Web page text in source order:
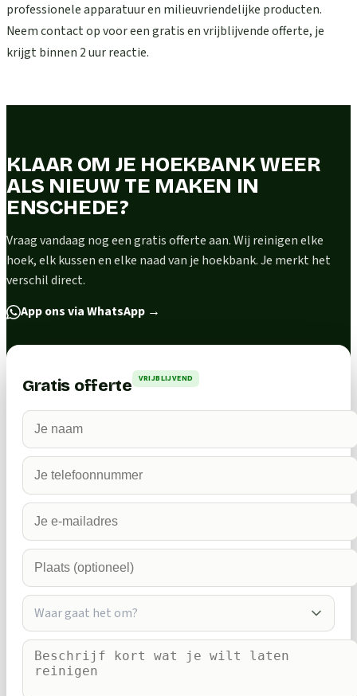
professionele apparatuur en milieuvriendelijke producten.
Neem contact op voor een gratis en vrijblijvende offerte, je
krijgt binnen 2 uur reactie.
KLAAR OM JE HOEKBANK WEER
ALS NIEUW TE MAKEN IN
ENSCHEDE?
Vraag vandaag nog een gratis offerte aan. Wij reinigen elke
hoek, elk kussen en elke naad van je hoekbank. Je merkt het
verschil direct.
App ons via WhatsApp →
Gratis offerte VRIJBLIJVEND
Waar gaat het om?